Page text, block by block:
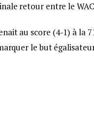
retour entre le
au score (4-1) à la
le but